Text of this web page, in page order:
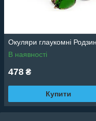
Окуляри глаукомні
В наявності
478 ₴
Купити